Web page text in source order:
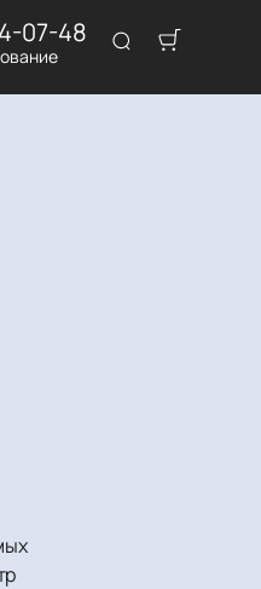
07-48